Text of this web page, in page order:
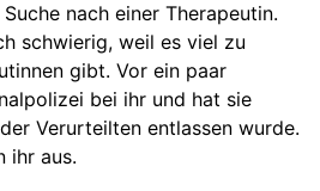
nach einer Therapeutin.
schwierig, weil es viel zu
gibt. Vor ein paar
bei ihr und hat sie
Verurteilten entlassen wurde.
ihr aus.